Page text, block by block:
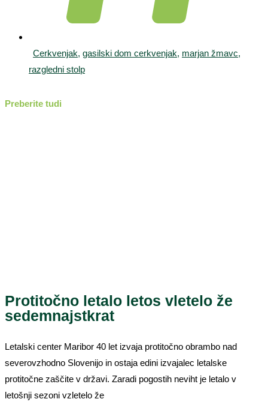
Cerkvenjak, gasilski dom cerkvenjak, marjan žmavc,
razgledni stolp
Preberite tudi
Protitočno letalo letos vletelo že
sedemnajstkrat
Letalski center Maribor 40 let izvaja protitočno obrambo nad
severovzhodno Slovenijo in ostaja edini izvajalec letalske
protitočne zaščite v državi. Zaradi pogostih neviht je letalo v
letošnji sezoni vzletelo že